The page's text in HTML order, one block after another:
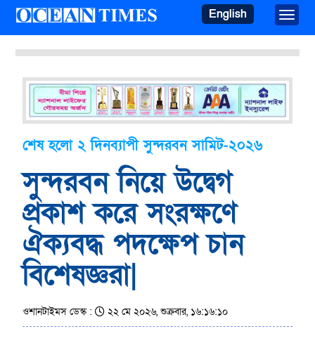
English
শেষ হলো ২ দিনব্যাপী সুন্দরবন সামিট-২০২৬
সুন্দরবন নিয়ে উদ্বেগ
প্রকাশ করে সংরক্ষণে
ঐক্যবদ্ধ পদক্ষেপ চান
বিশেষজ্ঞরা|
ওশানটাইমস ডেস্ক : ২২ মে ২০২৬, শুক্রবার, ১৬:১৬:১০